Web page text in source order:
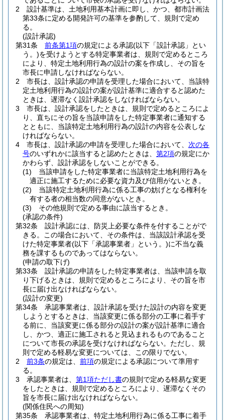
2
設計基準は、土地利用基本計画に即し、かつ、都市計画法
第33条に定める開発許可の基準を参酌して、規則で定め
る。
(設計承認)
第31条
前条第1項の規定による承認(以下「設計承認」とい
う。)を受けようとする特定事業者は、規則で定めるところ
により、特定土地利用行為の設計の案を作成し、その旨を
市長に申請しなければならない。
2
市長は、設計承認の申請を受理した場合において、当該特
定土地利用行為の設計の案が設計基準に適合すると認めた
ときは、遅滞なく設計承認をしなければならない。
3
市長は、設計承認をしたときは、規則で定めるところによ
り、直ちにその旨を当該申請をした特定事業者に通知する
とともに、当該特定土地利用行為の設計の内容を公表しな
ければならない。
4
市長は、設計承認の申請を受理した場合において、 次の各
号のいずれかに該当すると認めたときは、 第2項の規定にか
かわらず、設計承認をしないことができる。
(1)
当該申請をした特定事業者に当該特定土地利用行為を
適正に施工するために必要な資力及び信用がないとき。
(2)
当該特定土地利用行為に係る工事の妨げとなる権利を
有する者の相当数の同意がないとき。
(3)
その他規則で定める事由に該当するとき。
(承認の条件)
第32条
設計承認には、防災上必要な条件を付することがで
きる。
この場合において、その条件は、当該設計承認を受
けた特定事業者(以下「承認事業者」という。)に不当な義
務を課するものであってはならない。
(申請の取下げ)
第33条
設計承認の申請をした特定事業者は、当該申請を取
り下げるときは、規則で定めるところにより、その旨を市
長に届け出なければならない。
(設計の変更)
第34条
承認事業者は、設計承認を受けた設計の内容を変更
しようとするときは、当該変更に係る部分の工事に着手す
る前に、当該変更に係る部分の設計の案が設計基準に適合
し、かつ、適正に施工されると見込まれるものであること
について市長の承認を受けなければならない。 ただし、規
則で定める軽易な変更については、この限りでない。
2
前3条の規定は、 前項の規定による承認について準用す
る。
3
承認事業者は、 第1項ただし書の規則で定める軽易な変更
をしたときは、規則で定めるところにより、遅滞なくその
旨を市長に届け出なければならない。
(関係住民への周知)
第35条
承認事業者は、特定土地利用行為に係る工事に着手